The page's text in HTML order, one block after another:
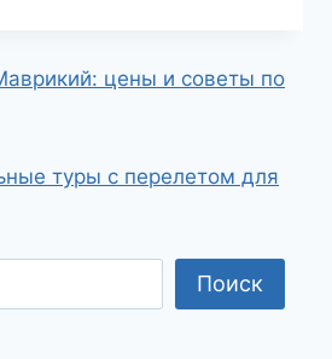
цены и советы по
туры с перелетом для
Поиск